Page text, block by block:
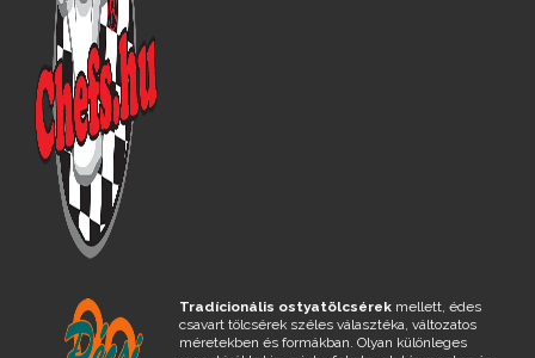
Tradícionális ostyatölcsérekmellett, édes
csavart tölcsérek széles választéka, változatos
méretekben és formákban. Olyan különleges